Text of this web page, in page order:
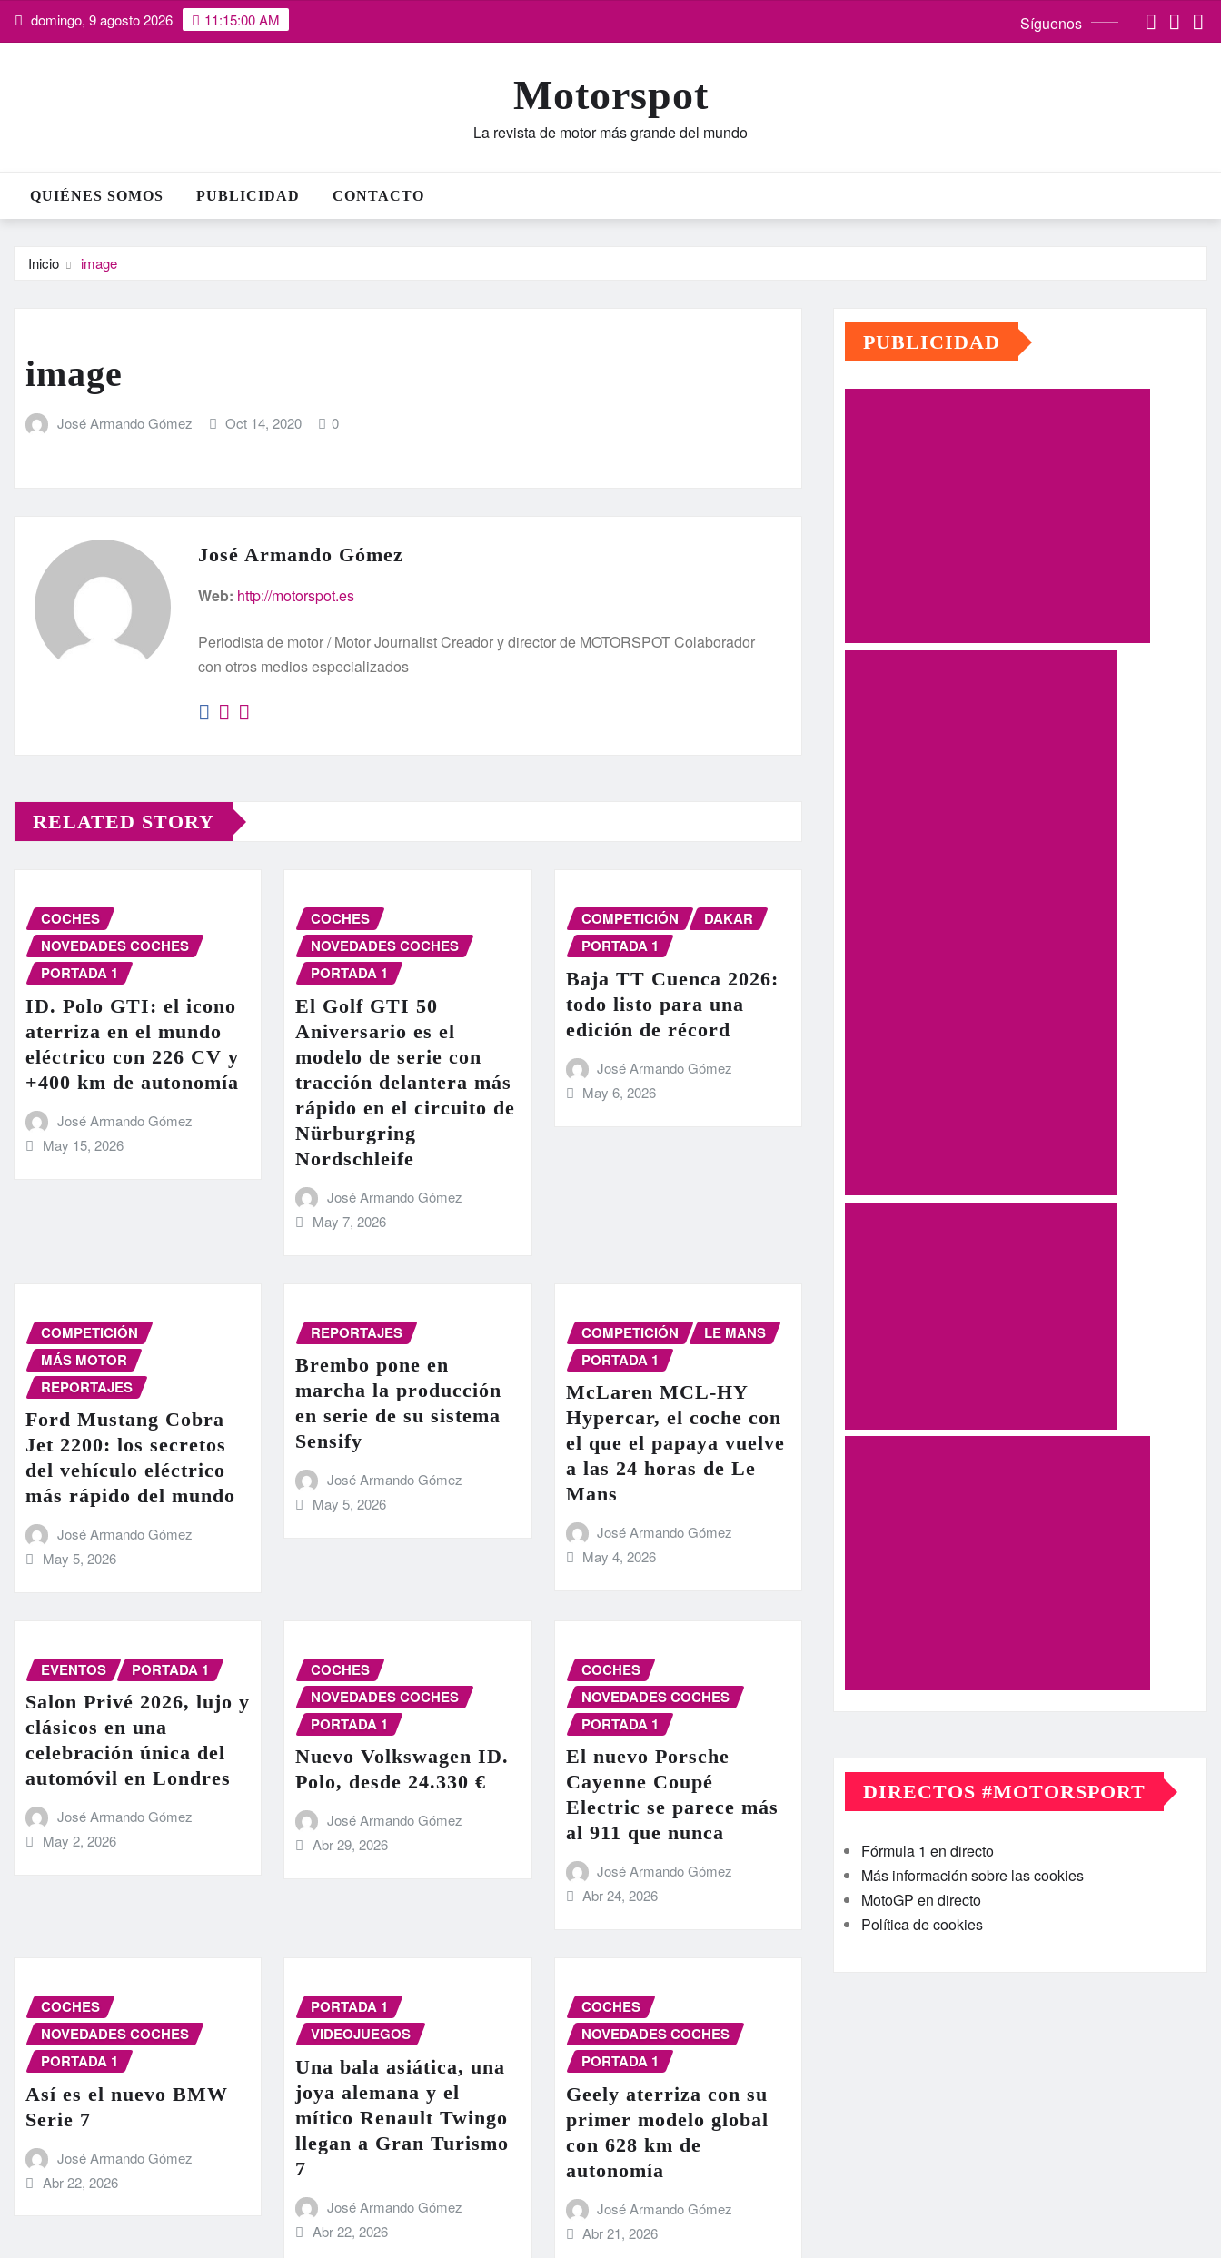
Saltardomingo, 9 agosto 2026 11:15:01 AM Síguenos
Motorspot
La revista de motor más grande del mundo
QUIÉNES SOMOS PUBLICIDAD CONTACTO
Inicio image
image
José Armando Gómez Oct 14, 2020 0
José Armando Gómez
Web: http://motorspot.es
Periodista de motor / Motor Journalist Creador y director de MOTORSPOT Colaborador
con otros medios especializados
RELATED STORY
COCHES
NOVEDADES COCHES
PORTADA 1
ID. Polo GTI: el icono
aterriza en el mundo
eléctrico con 226 CV y
+400 km de autonomía
José Armando Gómez
May 15, 2026
COCHES
NOVEDADES COCHES
PORTADA 1
El Golf GTI 50
Aniversario es el
modelo de serie con
tracción delantera más
rápido en el circuito de
Nürburgring
Nordschleife
José Armando Gómez
May 7, 2026
COMPETICIÓN
DAKAR
PORTADA 1
Baja TT Cuenca 2026:
todo listo para una
edición de récord
José Armando Gómez
May 6, 2026
COMPETICIÓN
MÁS MOTOR
REPORTAJES
Ford Mustang Cobra
Jet 2200: los secretos
del vehículo eléctrico
más rápido del mundo
José Armando Gómez
May 5, 2026
REPORTAJES
Brembo pone en
marcha la producción
en serie de su sistema
Sensify
José Armando Gómez
May 5, 2026
COMPETICIÓN
LE MANS
PORTADA 1
McLaren MCL-HY
Hypercar, el coche con
el que el papaya vuelve
a las 24 horas de Le
Mans
José Armando Gómez
May 4, 2026
EVENTOS PORTADA 1
Salon Privé 2026, lujo y
clásicos en una
celebración única del
automóvil en Londres
José Armando Gómez
May 2, 2026
COCHES
NOVEDADES COCHES
PORTADA 1
Nuevo Volkswagen ID.
Polo, desde 24.330 €
José Armando Gómez
Abr 29, 2026
COCHES
NOVEDADES COCHES
PORTADA 1
El nuevo Porsche
Cayenne Coupé
Electric se parece más
al 911 que nunca
José Armando Gómez
Abr 24, 2026
COCHES
NOVEDADES COCHES
PORTADA 1
Así es el nuevo BMW
Serie 7
José Armando Gómez
Abr 22, 2026
PORTADA 1
VIDEOJUEGOS
Una bala asiática, una
joya alemana y el
mítico Renault Twingo
llegan a Gran Turismo
7
José Armando Gómez
Abr 22, 2026
COCHES
NOVEDADES COCHES
PORTADA 1
Geely aterriza con su
primer modelo global
con 628 km de
autonomía
José Armando Gómez
Abr 21, 2026
PUBLICIDAD
DIRECTOS #MOTORSPORT
Fórmula 1 en directo
Más información sobre las cookies
MotoGP en directo
Política de cookies